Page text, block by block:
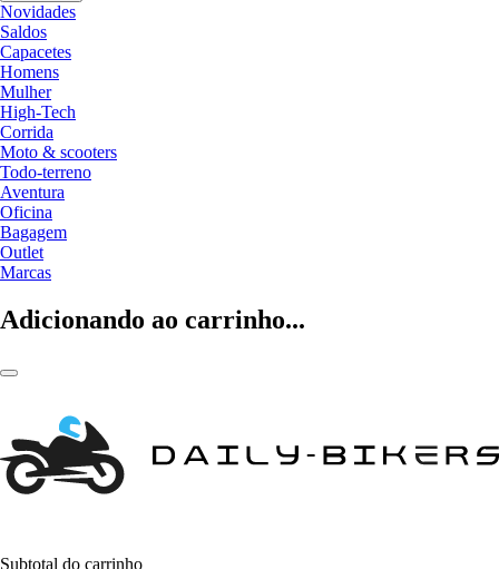
Novidades
Saldos
Capacetes
Homens
Mulher
High-Tech
Corrida
Moto & scooters
Todo-terreno
Aventura
Oficina
Bagagem
Outlet
Marcas
Adicionando ao carrinho...
Subtotal do carrinho